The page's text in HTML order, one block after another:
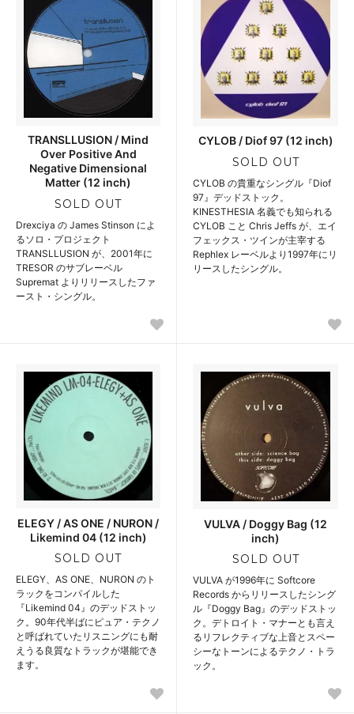
TRANSLLUSION / Mind
Over Positive And
Negative Dimensional
Matter (12 inch)
SOLD OUT
Drexciya の James Stinson によ
るソロ・プロジェクト
TRANSLLUSION が、2001年に
TRESOR のサブレーベル
Supremat よりリリースしたファ
ースト・シングル。
CYLOB / Diof 97 (12 inch)
SOLD OUT
CYLOB の貴重なシングル『Diof
97』デッドストック。
KINESTHESIA 名義でも知られる
CYLOB こと Chris Jeffs が、エイ
フェックス・ツインが主宰する
Rephlex レーベルより1997年にリ
リースしたシングル。
ELEGY / AS ONE / NURON /
Likemind 04 (12 inch)
SOLD OUT
ELEGY、AS ONE、NURON のト
ラックをコンパイルした
『Likemind 04』のデッドストッ
ク。90年代半ばにピュア・テクノ
と呼ばれていたリスニングにも耐
えうる良質なトラックが堪能でき
ます。
VULVA / Doggy Bag (12
inch)
SOLD OUT
VULVA が1996年に Softcore
Records からリリースしたシング
ル『Doggy Bag』のデッドストッ
ク。デトロイト・マナーとも言え
るリフレクティブな上音とスペー
シーなトーンによるテクノ・トラ
ック。